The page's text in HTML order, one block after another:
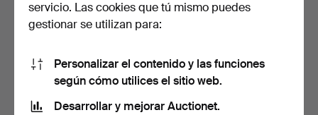
servicio. Las cookies que tú mismo puedes
gestionar se utilizan para:
Personalizar el contenido y las funciones
según cómo utilices el sitio web.
Desarrollar y mejorar Auctionet.